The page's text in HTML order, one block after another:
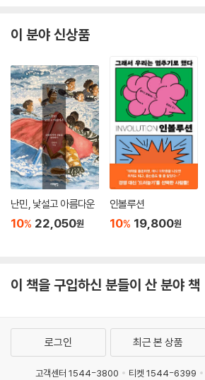
이상 벼농사 체제의 마을 공동체가 아니다. 시도
업, 육아, 빈곤과 같은 개별화된 재난과 복지 수
주의가 초래한 수많은 위험에 노출시킨다. 벼농
현대사회의 개개인의 위험에는 너무나 굼뜨고
마을의 구성원으로서의 일원을 챙겨주던 벼농사
상 존재하지 않는다. 동아시아 정주민들은 거대
의 덕을 보고, 평온한 일상에서는 각자의 욕망과
된 시장을 헤쳐 나가야 하는 것이다. 무엇을 해
--- p.334~35, 「6장 벼농사 체제의 극복」 중
연공제는 코로나 팬데믹에서도 위력을 발휘한다
너스 성장을 기록하고 있고, 하층 국민들은 역병
자리를 잃고, 감염된 노인 네다섯 중 하나가 속
0년에, 상층 임금 소득자들만 승승장구할 수 있
8퍼센트 떨어질 동안, 최상층은 겨우 4퍼센트
--- p.365, 「6장 벼농사 체제의 극복」 중에서
이 분야 신상품
난민, 낯설고 아름다운
10% 22,050원
인볼루션
10% 19,800원
이 책을 구입하신 분들이 산 분야 책
로그인 최근 본 상품
고객센터 1544-3800 티켓 1544-6399